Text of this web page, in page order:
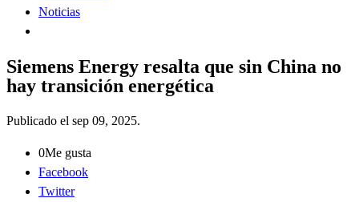
Noticias
Siemens Energy resalta que sin China no
hay transición energética
Publicado el sep 09, 2025.
0Me gusta
Facebook
Twitter